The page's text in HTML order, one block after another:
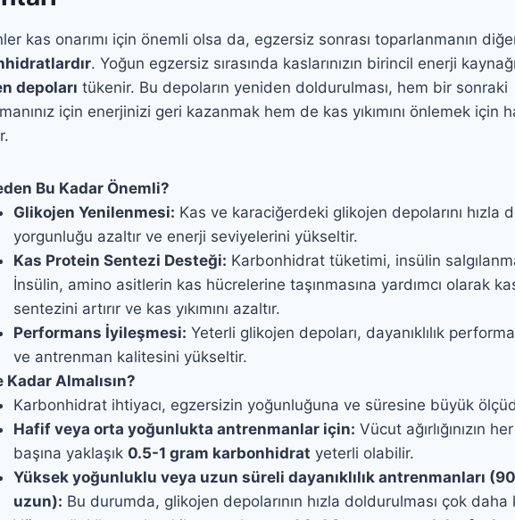
kas onarımı için önemli olsa da, egzersiz sonrası toparlanmanın diğer
. Yoğun egzersiz sırasında kaslarınızın birincil enerji
depoları tükenir. Bu depoların yeniden doldurulması, hem bir sonraki
için enerjinizi geri kazanmak hem de kas yıkımını önlemek için
Bu Kadar Önemli?
Glikojen Yenilenmesi: Kas ve karaciğerdeki glikojen depolarını hızla
yorgunluğu azaltır ve enerji seviyelerini yükseltir.
Kas Protein Sentezi Desteği: Karbonhidrat tüketimi, insülin
İnsülin, amino asitlerin kas hücrelerine taşınmasına yardımcı olarak
sentezini artırır ve kas yıkımını azaltır.
Performans İyileşmesi: Yeterli glikojen depoları, dayanıklılık
ve antrenman kalitesini yükseltir.
Kadar Almalısın?
Karbonhidrat ihtiyacı, egzersizin yoğunluğuna ve süresine büyük
Hafif veya orta yoğunlukta antrenmanlar için: Vücut ağırlığınızın
başına yaklaşık 0.5-1 gram karbonhidrat yeterli olabilir.
Yüksek yoğunluklu veya uzun süreli dayanıklılık antrenmanları
uzun): Bu durumda, glikojen depolarının hızla doldurulması çok daha